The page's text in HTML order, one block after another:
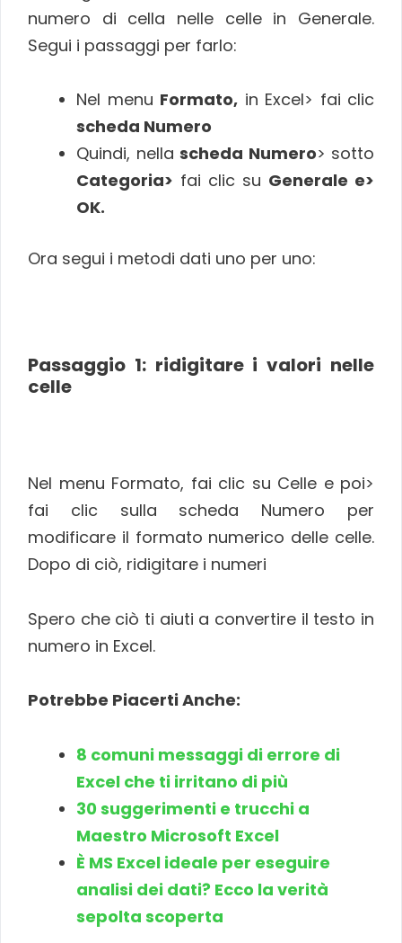
numero di cella nelle celle in Generale.
Segui i passaggi per farlo:
Nel menu Formato, in Excel> fai clic
scheda Numero
Quindi, nella scheda Numero> sotto
Categoria> fai clic su Generale e>
OK.
Ora segui i metodi dati uno per uno:
Passaggio 1: ridigitare i valori nelle
celle
Nel menu Formato, fai clic su Celle e poi>
fai clic sulla scheda Numero per
modificare il formato numerico delle celle.
Dopo di ciò, ridigitare i numeri
Spero che ciò ti aiuti a convertire il testo in
numero in Excel.
Potrebbe Piacerti Anche:
8 comuni messaggi di errore di
Excel che ti irritano di più
30 suggerimenti e trucchi a
Maestro Microsoft Excel
È MS Excel ideale per eseguire
analisi dei dati? Ecco la verità
sepolta scoperta